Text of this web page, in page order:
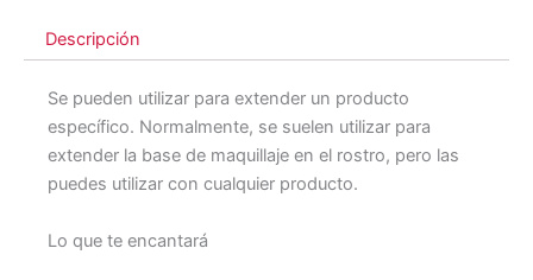
Descripción
Se pueden utilizar para extender un producto
específico. Normalmente, se suelen utilizar para
extender la base de maquillaje en el rostro, pero las
puedes utilizar con cualquier producto.
Lo que te encantará